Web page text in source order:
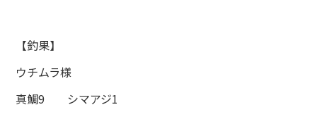
【釣果】
ウチムラ様
真鯛9 シマアジ1